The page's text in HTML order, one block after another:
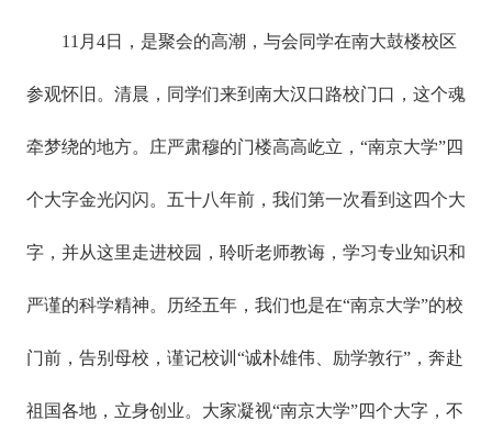
11月4日，是聚会的高潮，与会同学在南大鼓楼校区
参观怀旧。清晨，同学们来到南大汉口路校门口，这个魂
牵梦绕的地方。庄严肃穆的门楼高高屹立，“南京大学”四
个大字金光闪闪。五十八年前，我们第一次看到这四个大
字，并从这里走进校园，聆听老师教诲，学习专业知识和
严谨的科学精神。历经五年，我们也是在“南京大学”的校
门前，告别母校，谨记校训“诚朴雄伟、励学敦行”，奔赴
祖国各地，立身创业。大家凝视“南京大学”四个大字，不